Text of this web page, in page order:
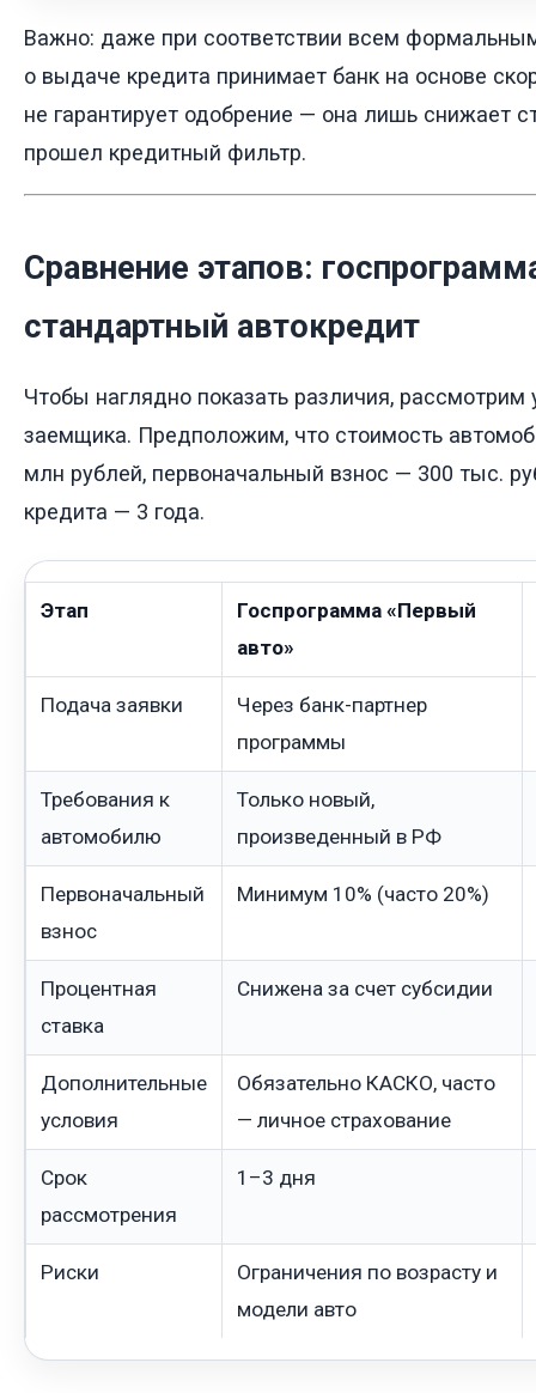
Важно: даже при соответствии всем
о выдаче кредита принимает банк на основе
не гарантирует одобрение — она лишь снижает
прошел кредитный фильтр.
Сравнение этапов:
стандартный автокредит
Чтобы наглядно показать различия, рассмотрим
заемщика. Предположим, что стоимость
млн рублей, первоначальный взнос — 300 тыс.
кредита — 3 года.
Этап
Госпрограмма «Первый
авто»
Подача заявки
Через банк-партнер
программы
Требования к
автомобилю
Только новый,
произведенный в РФ
Первоначальный
взнос
Минимум 10% (часто 20%)
Процентная
ставка
Снижена за счет субсидии
Дополнительные
условия
Обязательно КАСКО, часто
— личное страхование
Срок
рассмотрения
1–3 дня
Риски
Ограничения по возрасту и
модели авто